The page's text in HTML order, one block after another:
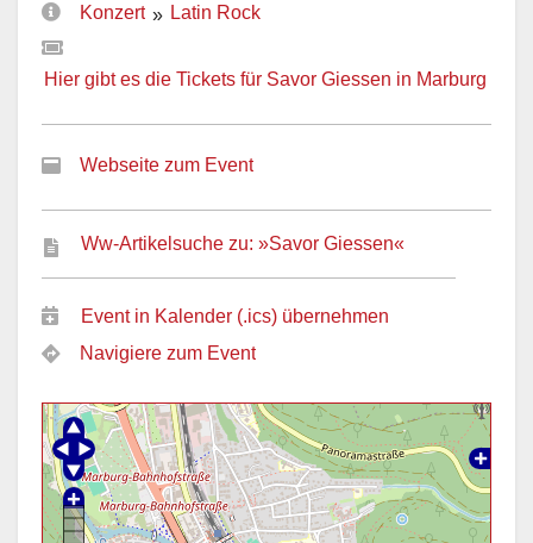
Konzert » Latin Rock
Hier gibt es die Tickets für Savor Giessen in Marburg
Webseite zum Event
Ww-Artikelsuche zu: »Savor Giessen«
Event in Kalender (.ics) übernehmen
Navigiere zum Event